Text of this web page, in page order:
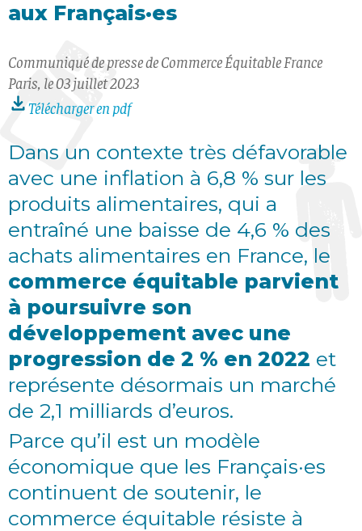
aux Français·es
Communiqué de pressede Commerce Équitable France
Paris, le 03 juillet 2023
Télécharger en pdf
Dans un contexte très défavorable
avec une inflation à 6,8 % sur les
produits alimentaires, qui a
entraîné une baisse de 4,6 % des
achats alimentaires en France, le
commerce équitable parvient
à poursuivre son
développement avec une
progression de 2 % en 2022 et
représente désormais un marché
de 2,1 milliards d’euros.
Parce qu’il est un modèle
économique que les Français·es
continuent de soutenir, le
commerce équitable résiste à